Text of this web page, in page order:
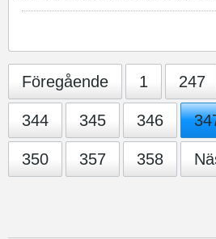
Föregående 1 247
344 345 346
350 357 358